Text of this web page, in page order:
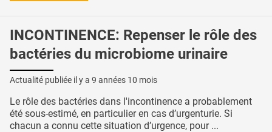
INCONTINENCE: Repenser le rôle des
bactéries du microbiome urinaire
Actualité publiée il y a 9 années 10 mois
Le rôle des bactéries dans l'incontinence a probablement
été sous-estimé, en particulier en cas d’urgenturie. Si
chacun a connu cette situation d’urgence, pour ...